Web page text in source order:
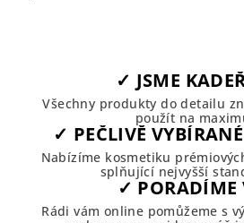
✓ JSME
Všechny produkty do detailu
použít na
✓ PEČLIVĚ
Nabízíme kosmetiku
splňující nejvyšší
✓ PORADÍME
Rádi vám online pomůžeme s